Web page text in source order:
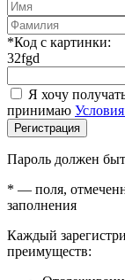
*Код с картинки:
32fgd
Я хочу
принимаю
Регистрация
Пароль должен
* — поля,
заполнения
Каждый
преимуществ: